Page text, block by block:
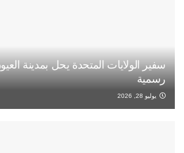
سفير الولايات المتحدة يحل بمدينة
رسمية
يوليو 28, 2026